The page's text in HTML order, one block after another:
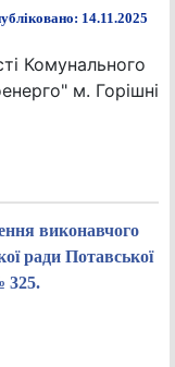
14.11.2025
Комунального
м. Горішні
виконавчого
ради Потавської
325.